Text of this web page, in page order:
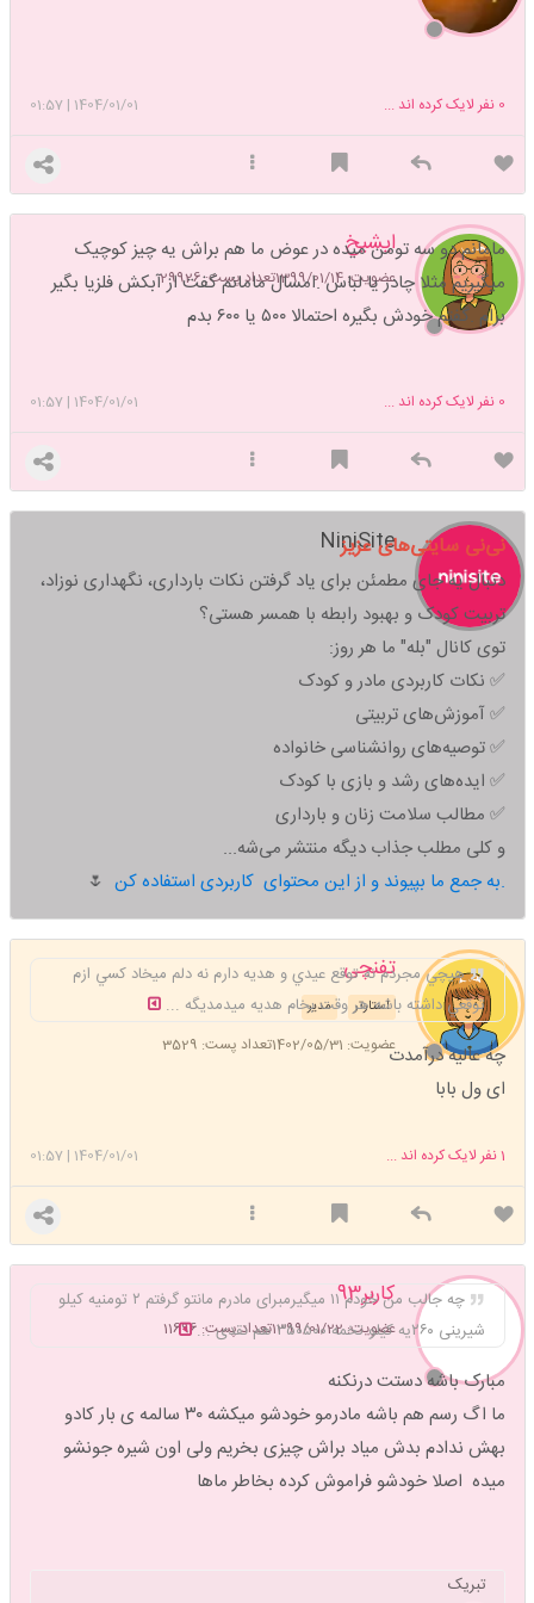
1404/01/01
|
01:57 0 نفر لایک کرده اند ...
ایشیخ
عضویت: 1399/01/14 تعداد پست: 29926
مامانم دو سه تومن میده در عوض ما هم براش یه چیز کوچیک
میگیریم مثلا چادر یا لباس .امسال مامانم گفت از آبکش فلزیا بگیر
برام .گفتم خودش بگیره احتمالا ۵۰۰ یا ۶۰۰ بدم
1404/01/01
|
01:57 0 نفر لایک کرده اند ...
NiniSite
نی‌نی سایتی‌های عزیز
دنبال یه جای مطمئن برای یاد گرفتن نکات بارداری، نگهداری نوزاد،
تربیت کودک و بهبود رابطه با همسر هستی؟
توی کانال "بله" ما هر روز:
✅ نکات کاربردی مادر و کودک
✅ آموزش‌های تربیتی
✅ توصیه‌های روانشناسی خانواده
✅ ایده‌های رشد و بازی با کودک
✅ مطالب سلامت زنان و بارداری
و کلی مطلب جذاب دیگه منتشر می‌شه...
به جمع ما بپیوند و از این محتوای کاربردی استفاده کن.
🌷
تفنچی
مدیر استارتر
عضویت: 1402/05/31 تعداد پست: 3529
هيچي مجردم نه توقع عيدي و هديه دارم نه دلم ميخاد كسي ازم
توقعي داشته باشه هر وقت بخام هديه ميدمديگه ...
چه عالیه درآمدت
ای ول بابا
1404/01/01
|
01:57 1نفر لایک کرده اند ...
کاربر93
عضویت: 1399/01/22 تعداد پست: 11696
چه جالب من خودم ۱۱ میگیرمبرای مادرم مانتو گرفتم ۲ تومنیه کیلو
شیرینی ۲۶۰یه کیلو تخمه ۳۵۰۵۰۰ هم نقدی ...
مبارک باشه دستت درنکنه
ما اگ رسم هم باشه مادرمو خودشو میکشه ۳۰ سالمه ی بار کادو
بهش ندادم بدش میاد براش چیزی بخریم ولی اون شیره جونشو
میده اصلا خودشو فراموش کرده بخاطر ماها
تبریک